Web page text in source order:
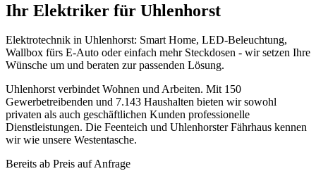
Ihr Elektriker für Uhlenhorst
Elektrotechnik in Uhlenhorst: Smart Home, LED-Beleuchtung,
Wallbox fürs E-Auto oder einfach mehr Steckdosen - wir setzen Ihre
Wünsche um und beraten zur passenden Lösung.
Uhlenhorst verbindet Wohnen und Arbeiten. Mit 150
Gewerbetreibenden und 7.143 Haushalten bieten wir sowohl
privaten als auch geschäftlichen Kunden professionelle
Dienstleistungen. Die Feenteich und Uhlenhorster Fährhaus kennen
wir wie unsere Westentasche.
Bereits ab Preis auf Anfrage